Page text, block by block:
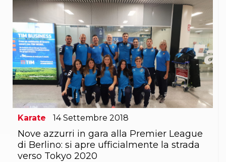
Corsi Monotematici
Corsi di Specializzazione
Corsi FIJLKAM-FISDIR
Corsi Preparatore Fisico
Edutraining class - Didattica infantile
Corso dirigenti sportivi
Corso Direttore di Gara
Abilitazioni
Sportello Fiscale
News
Modulistica
FAQ
Quesiti fiscali
Sostenibilità
Documenti
Karate 14Settembre 2018
Nove azzurri in gara alla Premier League
di Berlino: si apre ufficialmente la strada
verso Tokyo 2020